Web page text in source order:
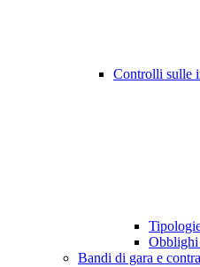
Controlli sulle
Obblighi
Bandi di gara e